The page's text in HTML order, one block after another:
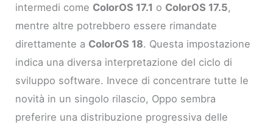
intermedi come ColorOS 17.1 o ColorOS 17.5,
mentre altre potrebbero essere rimandate
direttamente a ColorOS 18. Questa impostazione
indica una diversa interpretazione del ciclo di
sviluppo software. Invece di concentrare tutte le
novità in un singolo rilascio, Oppo sembra
preferire una distribuzione progressiva delle